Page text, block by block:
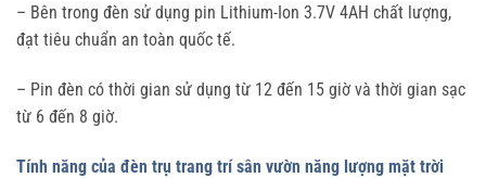
– Bên trong đèn sử dụng pin Lithium-Ion 3.7V 4AH chất lượng,
đạt tiêu chuẩn an toàn quốc tế.
– Pin đèn có thời gian sử dụng từ 12 đến 15 giờ và thời gian sạc
từ 6 đến 8 giờ.
Tính năng của đèn trụ trang trí sân vườn năng lượng mặt trời